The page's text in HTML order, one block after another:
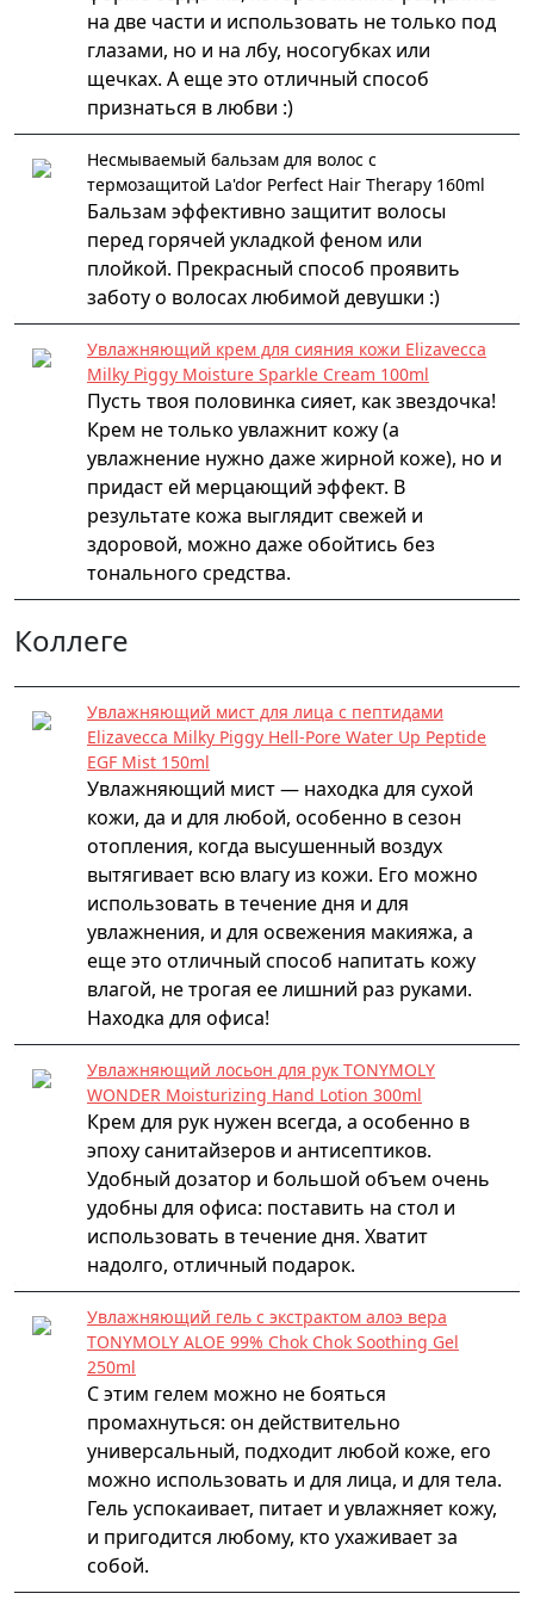
на две части и использовать не только под
глазами, но и на лбу, носогубках или
щечках. А еще это отличный способ
признаться в любви :)
Несмываемый бальзам для волос с
термозащитой La'dor Perfect Hair Therapy 160ml
Бальзам эффективно защитит волосы
перед горячей укладкой феном или
плойкой. Прекрасный способ проявить
заботу о волосах любимой девушки :)
Увлажняющий крем для сияния кожи Elizavecca
Milky Piggy Moisture Sparkle Cream 100ml
Пусть твоя половинка сияет, как звездочка!
Крем не только увлажнит кожу (а
увлажнение нужно даже жирной коже), но и
придаст ей мерцающий эффект. В
результате кожа выглядит свежей и
здоровой, можно даже обойтись без
тонального средства.
Коллеге
Увлажняющий мист для лица с пептидами
Elizavecca Milky Piggy Hell-Pore Water Up Peptide
EGF Mist 150ml
Увлажняющий мист — находка для сухой
кожи, да и для любой, особенно в сезон
отопления, когда высушенный воздух
вытягивает всю влагу из кожи. Его можно
использовать в течение дня и для
увлажнения, и для освежения макияжа, а
еще это отличный способ напитать кожу
влагой, не трогая ее лишний раз руками.
Находка для офиса!
Увлажняющий лосьон для рук TONYMOLY
WONDER Moisturizing Hand Lotion 300ml
Крем для рук нужен всегда, а особенно в
эпоху санитайзеров и антисептиков.
Удобный дозатор и большой объем очень
удобны для офиса: поставить на стол и
использовать в течение дня. Хватит
надолго, отличный подарок.
Увлажняющий гель с экстрактом алоэ вера
TONYMOLY ALOE 99% Chok Chok Soothing Gel
250ml
С этим гелем можно не бояться
промахнуться: он действительно
универсальный, подходит любой коже, его
можно использовать и для лица, и для тела.
Гель успокаивает, питает и увлажняет кожу,
и пригодится любому, кто ухаживает за
собой.